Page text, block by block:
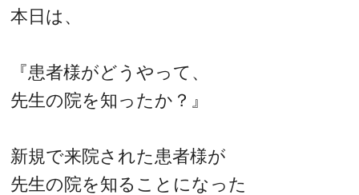
本日は、
『患者様がどうやって、
先生の院を知ったか？』
新規で来院された患者様が
先生の院を知ることになった